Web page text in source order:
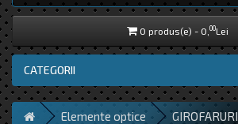
0 produs(e) - 0, 00Lei
CATEGORII
Elemente optice GIROFARURI